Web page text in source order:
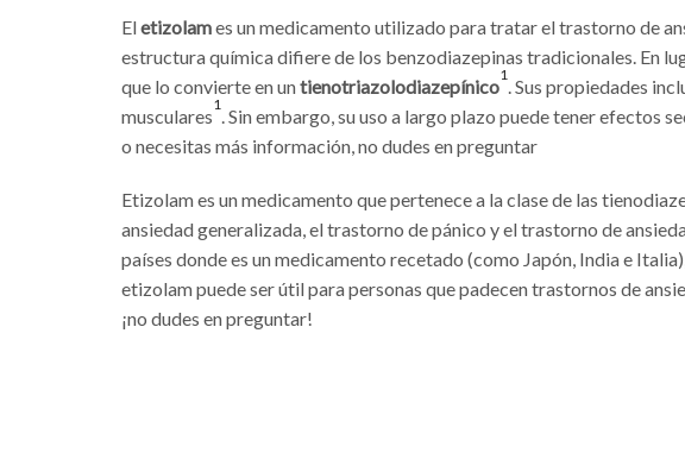
Eletizolames un medicamento utilizado para tratar el trastorno de
estructura química difiere de los benzodiazepinas tradicionales. En
que lo convierte en untienotriazolodiazepínico
1
. Sus propiedades
musculares
1
. Sin embargo, su uso a largo plazo puede tener efectos
o necesitas más información, no dudes en preguntar
Etizolam es un medicamento que pertenece a la clase de las
ansiedad generalizada, el trastorno de pánico y el trastorno de
países donde es un medicamento recetado (como Japón, India e
etizolam puede ser útil para personas que padecen trastornos de
¡no dudes en preguntar!